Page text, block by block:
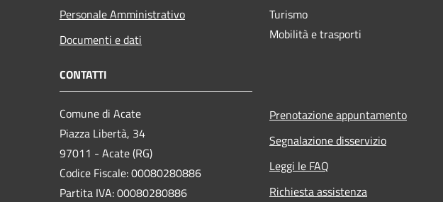
Personale Amministrativo
Documenti e dati
Turismo
Mobilità e trasporti
CONTATTI
Comune di Acate
Piazza Libertà, 34
97011 - Acate (RG)
Codice Fiscale: 00080280886
Partita IVA: 00080280886
Prenotazione appuntamento
Segnalazione disservizio
Leggi le FAQ
Richiesta assistenza